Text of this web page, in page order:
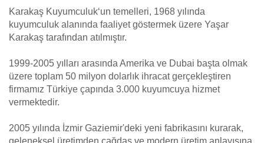
Karakaş Kuyumculuk‘un temelleri, 1968 yılında
kuyumculuk alanında faaliyet göstermek üzere Yaşar
Karakaş tarafından atılmıştır.
1999-2005 yılları arasında Amerika ve Dubai başta olmak
üzere toplam 50 milyon dolarlık ihracat gerçekleştiren
firmamız Türkiye çapında 3.000 kuyumcuya hizmet
vermektedir.
2005 yılında İzmir Gaziemir'deki yeni fabrikasını kurarak,
geleneksel üretimden çağdaş ve modern üretim anlayışına